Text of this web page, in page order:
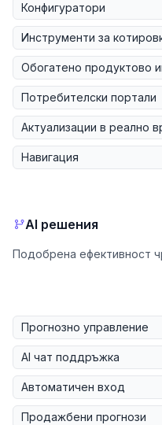
Конфигуратори
Инструменти за
Обогатено продуктово
Потребителски портали
Актуализации в реално
Навигация
AI решения
Подобрена ефективност
Прогнозно управление
AI чат поддръжка
Автоматичен вход
Продажбени прогнози